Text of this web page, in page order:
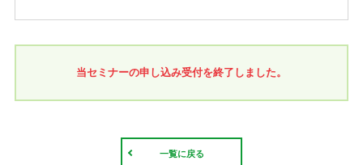
当セミナーの申し込み受付を終了しました。
一覧に戻る